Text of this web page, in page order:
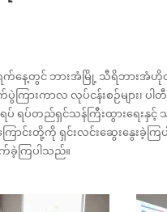
ရက်နေ့တွင် ဘားအံမြို့ သီရိဘား
ကြားကာလ လုပ်ငန်းစဉ်များ၊ ပါ
ရပ်တည်ရှင်သန်ကြီးထွားရေးနှင့် သ
ြောင်းတို့ကို ရှင်းလင်းဆွေးနွေး
ခဲ့ကြပါသည်။